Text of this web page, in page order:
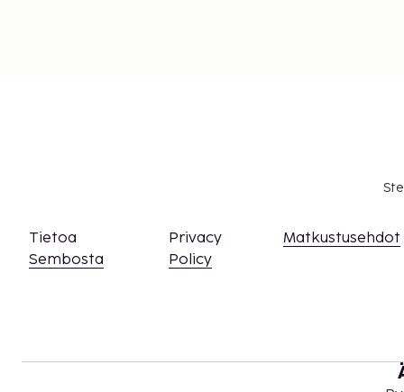
Tietoa
Sembosta
Privacy
Policy
Matkustusehdot